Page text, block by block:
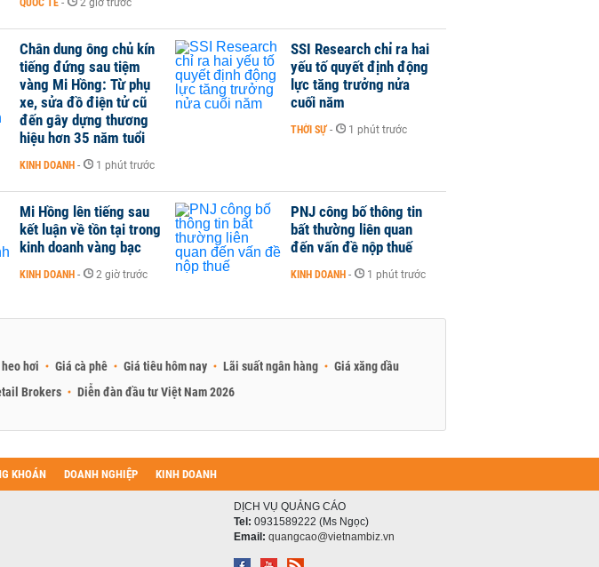
QUỐC TẾ - 2 giờ trước
Chân dung ông chủ kín
tiếng đứng sau tiệm
vàng Mi Hồng: Từ phụ
xe, sửa đồ điện tử cũ
đến gây dựng thương
hiệu hơn 35 năm tuổi
KINH DOANH - 1 phút trước
SSI Research chỉ ra hai
yếu tố quyết định động
lực tăng trưởng nửa
cuối năm
THỜI SỰ - 1 phút trước
Mi Hồng lên tiếng sau
kết luận về tồn tại trong
kinh doanh vàng bạc
KINH DOANH - 2 giờ trước
PNJ công bố thông tin
bất thường liên quan
đến vấn đề nộp thuế
KINH DOANH - 1 phút trước
hơi Giá cà phê Giá tiêu hôm nay Lãi suất ngân hàng
Giá xăng dầu
Brokers Diễn đàn đầu tư Việt Nam 2026
KHOÁN DOANH NGHIỆP KINH DOANH
DỊCH VỤ QUẢNG CÁO
Tel: 0931589222 (Ms Ngọc)
Email: quangcao@vietnambiz.vn